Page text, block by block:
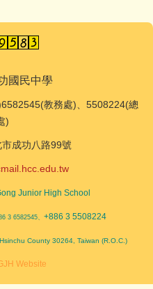
國民中學
教務處)、5508224(總
)
成功八路99號
Junior High School
3 6582545、 +886 3 5508224
County 30264, Taiwan (R.O.C.)
Website